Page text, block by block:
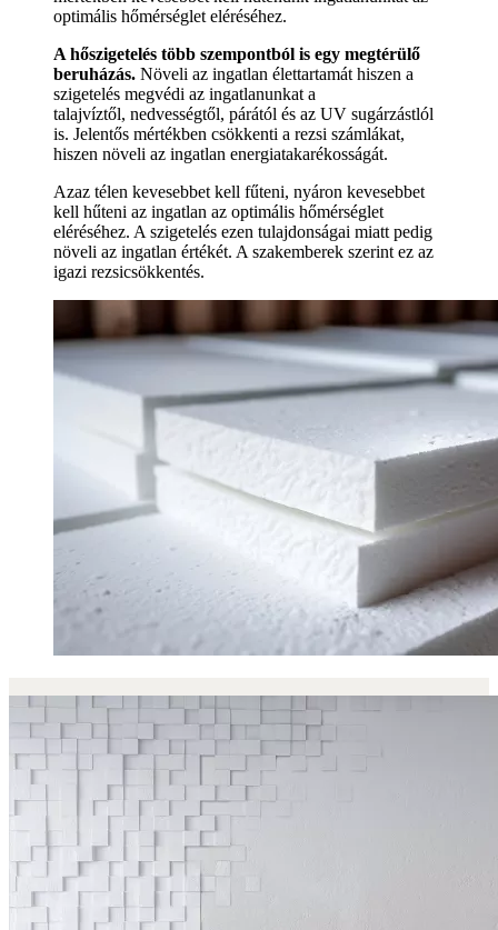
optimális hőmérséglet eléréséhez.
A hőszigetelés több szempontból is egy megtérülő
beruházás. Növeli az ingatlan élettartamát hiszen a
szigetelés megvédi az ingatlanunkat a
talajvíztől, nedvességtől, párától és az UV sugárzástlól
is. Jelentős mértékben csökkenti a rezsi számlákat,
hiszen növeli az ingatlan energiatakarékosságát.
Azaz télen kevesebbet kell fűteni, nyáron kevesebbet
kell hűteni az ingatlan az optimális hőmérséglet
eléréséhez. A szigetelés ezen tulajdonságai miatt pedig
növeli az ingatlan értékét. A szakemberek szerint ez az
igazi rezsicsökkentés.